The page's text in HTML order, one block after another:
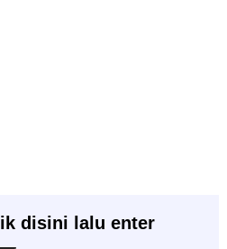
disini lalu enter